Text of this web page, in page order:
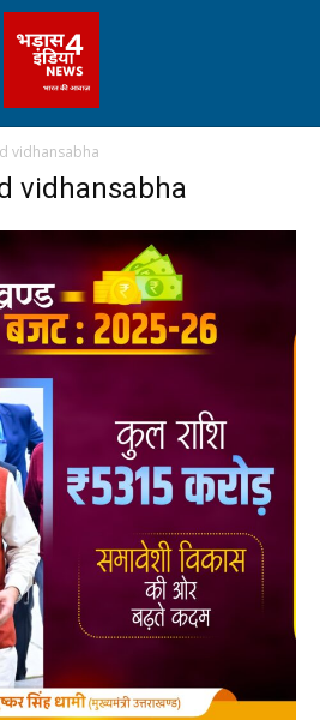
vidhansabha
vidhansabha